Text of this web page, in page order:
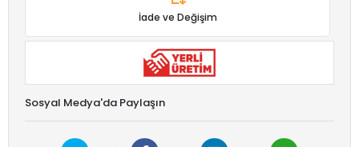
İade ve Değişim
Sosyal Medya'da Paylaşın